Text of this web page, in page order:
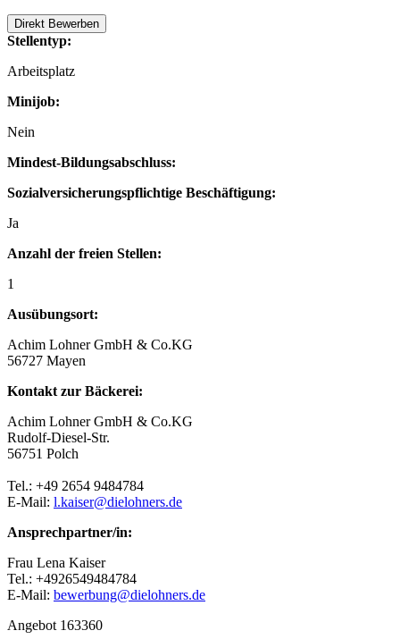
Direkt Bewerben
Stellentyp:
Arbeitsplatz
Minijob:
Nein
Mindest-Bildungsabschluss:
Sozialversicherungspflichtige Beschäftigung:
Ja
Anzahl der freien Stellen:
1
Ausübungsort:
Achim Lohner GmbH & Co.KG
56727 Mayen
Kontakt zur Bäckerei:
Achim Lohner GmbH & Co.KG
Rudolf-Diesel-Str.
56751 Polch
Tel.: +49 2654 9484784
E-Mail: l.kaiser@dielohners.de
Ansprechpartner/in:
Frau Lena Kaiser
Tel.: +4926549484784
E-Mail: bewerbung@dielohners.de
Angebot 163360